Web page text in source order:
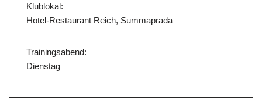
Klublokal:
Hotel-Restaurant Reich, Summaprada
Trainingsabend:
Dienstag